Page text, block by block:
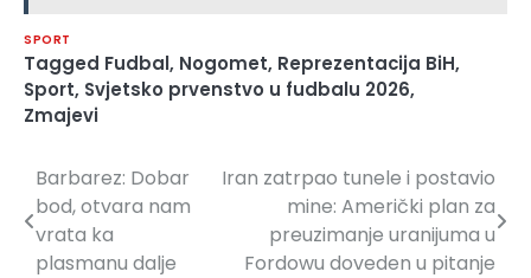
SPORT
Tagged Fudbal, Nogomet, Reprezentacija BiH,
Sport, Svjetsko prvenstvo u fudbalu 2026,
Zmajevi
Navigacija
članaka
Barbarez: Dobar
bod, otvara nam
vrata ka
plasmanu dalje
Iran zatrpao tunele i postavio
mine: Američki plan za
preuzimanje uranijuma u
Fordowu doveden u pitanje